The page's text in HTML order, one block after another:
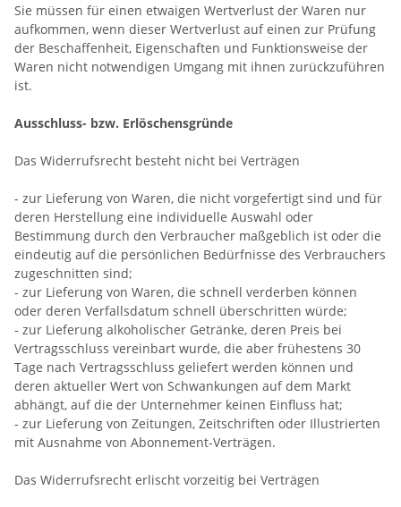
Sie müssen für einen etwaigen Wertverlust der Waren nur
aufkommen, wenn dieser Wertverlust auf einen zur Prüfung
der Beschaffenheit, Eigenschaften und Funktionsweise der
Waren nicht notwendigen Umgang mit ihnen zurückzuführen
ist.
Ausschluss- bzw. Erlöschensgründe
Das Widerrufsrecht besteht nicht bei Verträgen
- zur Lieferung von Waren, die nicht vorgefertigt sind und für
deren Herstellung eine individuelle Auswahl oder
Bestimmung durch den Verbraucher maßgeblich ist oder die
eindeutig auf die persönlichen Bedürfnisse des Verbrauchers
zugeschnitten sind;
- zur Lieferung von Waren, die schnell verderben können
oder deren Verfallsdatum schnell überschritten würde;
- zur Lieferung alkoholischer Getränke, deren Preis bei
Vertragsschluss vereinbart wurde, die aber frühestens 30
Tage nach Vertragsschluss geliefert werden können und
deren aktueller Wert von Schwankungen auf dem Markt
abhängt, auf die der Unternehmer keinen Einfluss hat;
- zur Lieferung von Zeitungen, Zeitschriften oder Illustrierten
mit Ausnahme von Abonnement-Verträgen.
Das Widerrufsrecht erlischt vorzeitig bei Verträgen